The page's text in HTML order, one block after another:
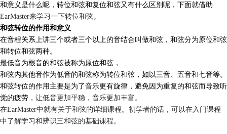
和意义是什么呢，转位和弦和复位和弦又有什么区别呢，下面就借助
EarMaster来学习一下转位和弦。
和弦转位的作用和意义
在音程关系上讲三个或者三个以上的音结合叫做和弦，和弦分为原位和弦
和转位和弦两种。
最低音为根音的和弦被称为原位和弦，
和弦内其他音作为低音的和弦称为转位和弦，如以三音、五音和七音等。
和弦转位的作用主要是为了音乐更有旋律，避免因为重复的和弦而导致听
觉的疲劳， 让低音更加平稳，音乐更加丰富。
在EarMaster中就有关于和弦的详细课程。初学者的话，可以在入门课程
中了解学习和辨识三和弦的基础课程。